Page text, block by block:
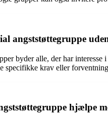
angststøttegruppe
byder alle, der har
specifikke krav eller
hjælpe